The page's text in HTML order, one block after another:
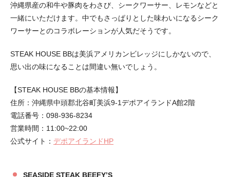
沖縄県産の和牛や豚肉をわさび、シークワーサー、レモンなどと
一緒にいただけます。中でもさっぱりとした味わいになるシーク
ワーサーとのコラボレーションが人気だそうです。
STEAK HOUSE BBは美浜アメリカンビレッジにしかないので、
思い出の味になることは間違い無いでしょう。
【STEAK HOUSE BBの基本情報】
住所：沖縄県中頭郡北谷町美浜9-1デポアイランドA館2階
電話番号：098-936-8234
営業時間：11:00~22:00
公式サイト： デポアイランドHP
SEASIDE STEAK BEEFY’S